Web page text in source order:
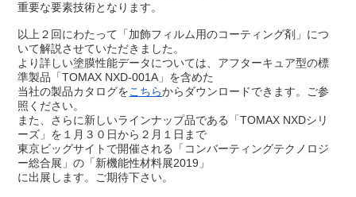
重要な要素技術となります。
以上２回にわたって「加飾フィルム用のコーティング剤」につ
いて解説させていただきました。
より詳しい塗膜性能データについては、アフターキュア型の標
準製品「TOMAX NXD-001A」を含めた
当社の製品カタログをこちらからダウンロードできます。ご参
照ください。
また、さらに新しいラインナップ品である「TOMAX NXDシリ
ーズ」を１月３０日から２月１日まで
東京ビッグサイトで開催される「コンバーティングテクノロジ
ー総合展」の「新機能性材料展2019」
に出展します。ご期待下さい。